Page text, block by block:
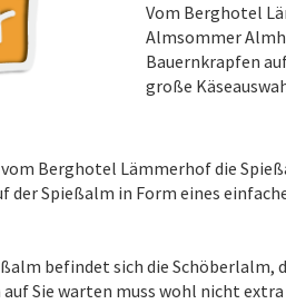
Vom Berghotel
Almsommer
Bauernkrapfen
große
Berghotel Lämmerhof die
der Spießalm in Form eines
befindet sich die
Sie warten muss wohl nicht